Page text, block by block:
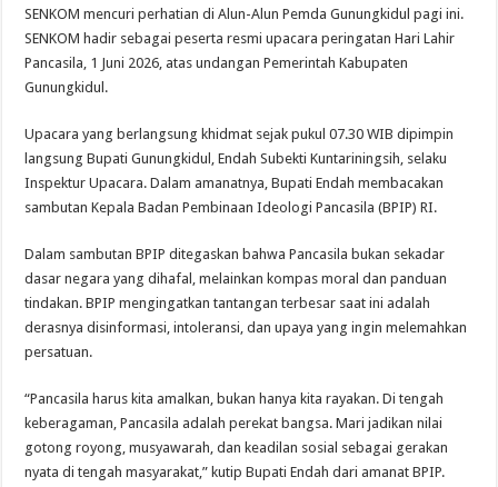
SENKOM mencuri perhatian di Alun-Alun Pemda Gunungkidul pagi ini.
SENKOM hadir sebagai peserta resmi upacara peringatan Hari Lahir
Pancasila, 1 Juni 2026, atas undangan Pemerintah Kabupaten
Gunungkidul.
Upacara yang berlangsung khidmat sejak pukul 07.30 WIB dipimpin
langsung Bupati Gunungkidul, Endah Subekti Kuntariningsih, selaku
Inspektur Upacara. Dalam amanatnya, Bupati Endah membacakan
sambutan Kepala Badan Pembinaan Ideologi Pancasila (BPIP) RI.
Dalam sambutan BPIP ditegaskan bahwa Pancasila bukan sekadar
dasar negara yang dihafal, melainkan kompas moral dan panduan
tindakan. BPIP mengingatkan tantangan terbesar saat ini adalah
derasnya disinformasi, intoleransi, dan upaya yang ingin melemahkan
persatuan.
“Pancasila harus kita amalkan, bukan hanya kita rayakan. Di tengah
keberagaman, Pancasila adalah perekat bangsa. Mari jadikan nilai
gotong royong, musyawarah, dan keadilan sosial sebagai gerakan
nyata di tengah masyarakat,” kutip Bupati Endah dari amanat BPIP.